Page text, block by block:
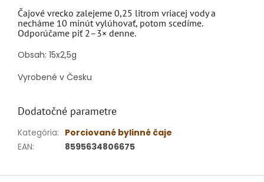
Čajové vrecko zalejeme 0,25 litrom vriacej vody a
necháme 10 minút vylúhovať, potom scedíme.
Odporúčame piť 2–3× denne.
Obsah: 15x2,5g
Vyrobené v Česku
Dodatočné parametre
Kategória: Porciované bylinné čaje
EAN: 8595634806675